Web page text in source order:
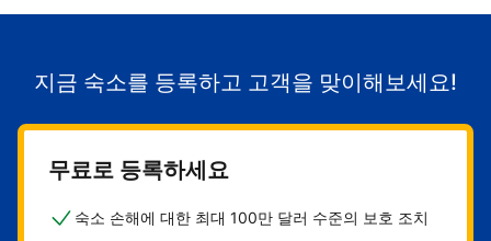
지금 숙소를 등록하고 고객을 맞이해보세요!
무료로 등록하세요
숙소 손해에 대한 최대 100만 달러 수준의 보호 조치